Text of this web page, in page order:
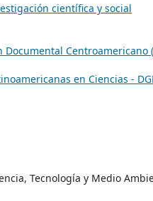
científica y social
Centroamericano
en Ciencias -
Tecnología y Medio